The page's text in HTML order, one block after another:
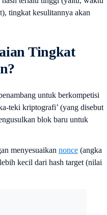
tingkat kesulitannya akan
Tingkat
untuk berkompetisi
teki kriptografi’ (yang disebut
blok baru untuk
menyesuaikan nonce (angka
kecil dari hash target (nilai